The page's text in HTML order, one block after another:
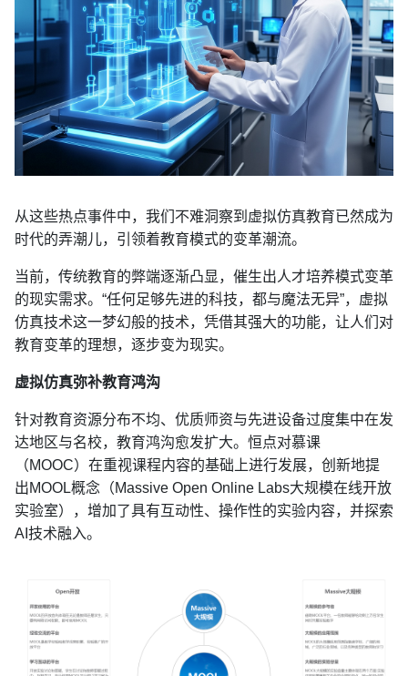
从这些热点事件中，我们不难洞察到虚拟仿真教育已然成为
时代的弄潮儿，引领着教育模式的变革潮流。
当前，传统教育的弊端逐渐凸显，催生出人才培养模式变革
的现实需求。“任何足够先进的科技，都与魔法无异”，虚拟
仿真技术这一梦幻般的技术，凭借其强大的功能，让人们对
教育变革的理想，逐步变为现实。
虚拟仿真弥补教育鸿沟
针对教育资源分布不均、优质师资与先进设备过度集中在发
达地区与名校，教育鸿沟愈发扩大。恒点对慕课
（MOOC）在重视课程内容的基础上进行发展，创新地提
出MOOL概念（Massive Open Online Labs大规模在线开放
实验室），增加了具有互动性、操作性的实验内容，并探索
AI技术融入。